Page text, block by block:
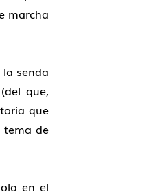
marcha
senda
que,
que
tema de
en el